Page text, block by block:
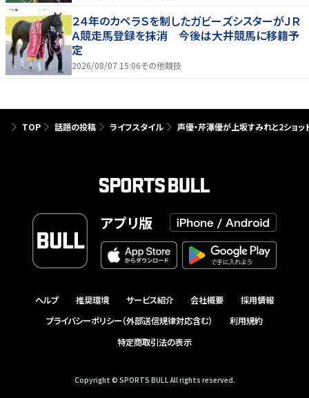
２４年のカペラＳを制したガビーズシスターがＪＲ
Ａ競走馬登録を抹消 今後は大井競馬に移籍予
定
2026/08/07 15:06その他競技
TOP 話題の投稿 ライフスタイル 声優・芹澤優が上坂すみれと2ショッ
アプリ版
ヘルプ 推奨環境 サービス紹介 会社概要
採用情報
プライバシーポリシー（外部送信規律対応含む）
利用規約
特定商取引法の表示
Copyright © SPORTS BULL All rights reserved.